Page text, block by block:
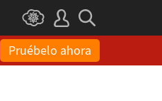
Pruébelo ahora